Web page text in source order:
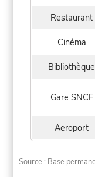
Restaurant
Cinéma
Bibliothèque
Gare SNCF
Aeroport
Source : Base